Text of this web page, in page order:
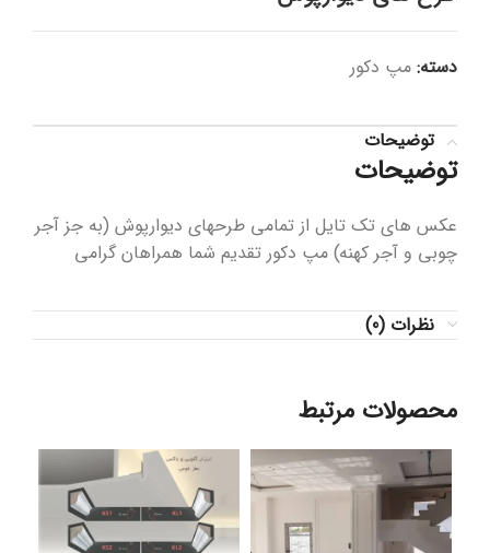
دسته: مپ دکور
توضیحات
توضیحات
عکس های تک تایل از تمامی طرحهای دیوارپوش (به جز آجر
چوبی و آجر کهنه) مپ دکور تقدیم شما همراهان گرامی
نظرات (0)
محصولات مرتبط